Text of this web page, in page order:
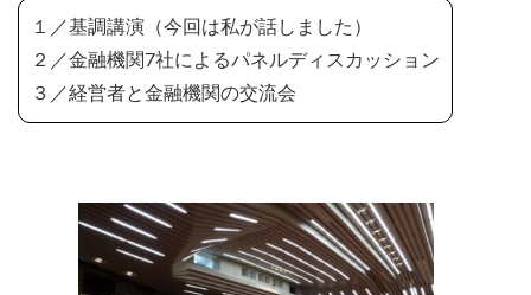
１／基調講演（今回は私が話しました）
２／金融機関7社によるパネルディスカッション
３／経営者と金融機関の交流会